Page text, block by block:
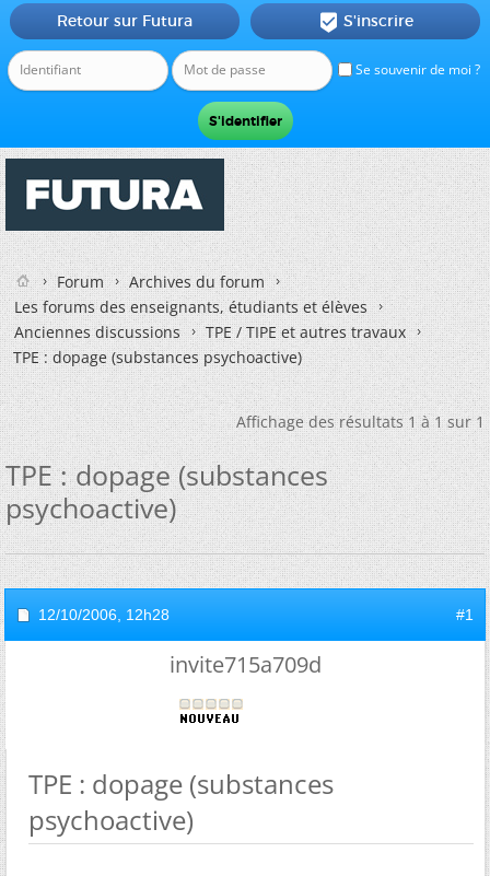
Se souvenir de moi ?
Retour sur Futura  S'inscrire
Forum
Archives du forum
Les forums des enseignants, étudiants et élèves
Anciennes discussions
TPE / TIPE et autres travaux
TPE : dopage (substances psychoactive)
Affichage des résultats 1 à 1 sur 1
TPE : dopage (substances
psychoactive)
12/10/2006, 12h28 #1
invite715a709d
TPE : dopage (substances
psychoactive)